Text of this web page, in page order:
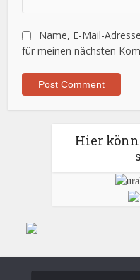
Name, E-Mail-
für meinen nächsten
Hier